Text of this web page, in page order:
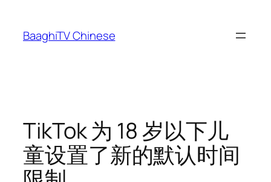
content
BaaghiTV Chinese
TikTok 为 18 岁以下儿
童设置了新的默认时间